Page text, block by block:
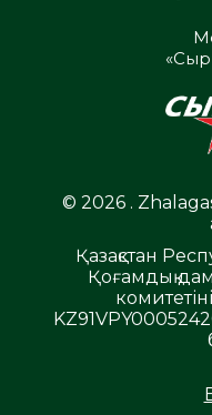
© 2026 .
Қазақстан
Қоғамдық